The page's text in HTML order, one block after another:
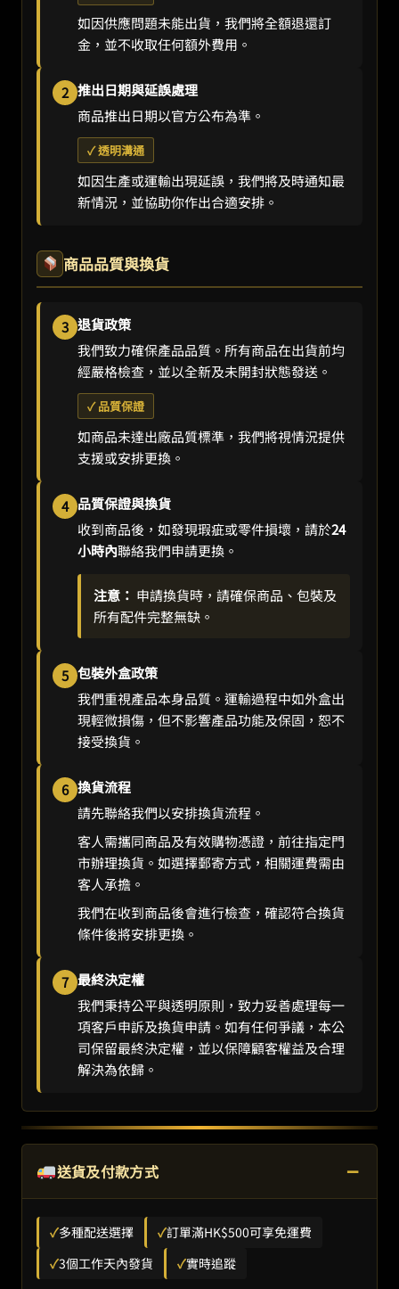
如因供應問題未能出貨，我們將全額退還訂
金，並不收取任何額外費用。
2 推出日期與延誤處理
商品推出日期以官方公布為準。
✓ 透明溝通
如因生產或運輸出現延誤，我們將及時通知最
新情況，並協助你作出合適安排。
商品品質與換貨
3 退貨政策
我們致力確保產品品質。所有商品在出貨前均
經嚴格檢查，並以全新及未開封狀態發送。
✓ 品質保證
如商品未達出廠品質標準，我們將視情況提供
支援或安排更換。
4 品質保證與換貨
收到商品後，如發現瑕疵或零件損壞，請於24
小時內聯絡我們申請更換。
注意： 申請換貨時，請確保商品、包裝及
所有配件完整無缺。
5 包裝外盒政策
我們重視產品本身品質。運輸過程中如外盒出
現輕微損傷，但不影響產品功能及保固，恕不
接受換貨。
6 換貨流程
請先聯絡我們以安排換貨流程。
客人需攜同商品及有效購物憑證，前往指定門
市辦理換貨。如選擇郵寄方式，相關運費需由
客人承擔。
我們在收到商品後會進行檢查，確認符合換貨
條件後將安排更換。
7 最終決定權
我們秉持公平與透明原則，致力妥善處理每一
項客戶申訴及換貨申請。如有任何爭議，本公
司保留最終決定權，並以保障顧客權益及合理
解決為依歸。
送貨及付款方式 −
✓多種配送選擇 ✓訂單滿HK$500可享免運費
✓3個工作天內發貨 ✓實時追蹤